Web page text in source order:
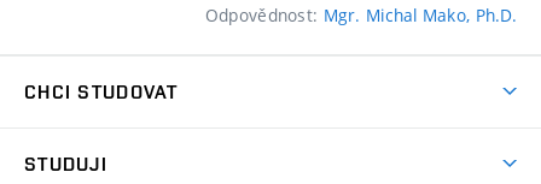
Odpovědnost: Mgr. Michal Mako, Ph.D.
CHCI STUDOVAT
STUDUJI